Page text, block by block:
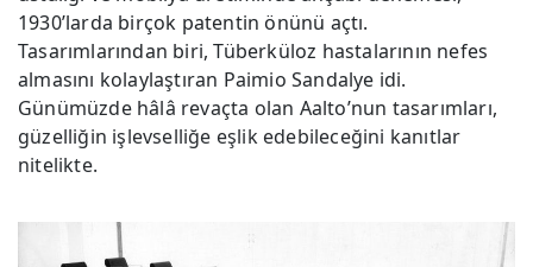
1930’larda birçok patentin önünü açtı.
Tasarımlarından biri, Tüberküloz hastalarının nefes
almasını kolaylaştıran Paimio Sandalye idi.
Günümüzde hâlâ revaçta olan Aalto’nun tasarımları,
güzelliğin işlevselliğe eşlik edebileceğini kanıtlar
nitelikte.